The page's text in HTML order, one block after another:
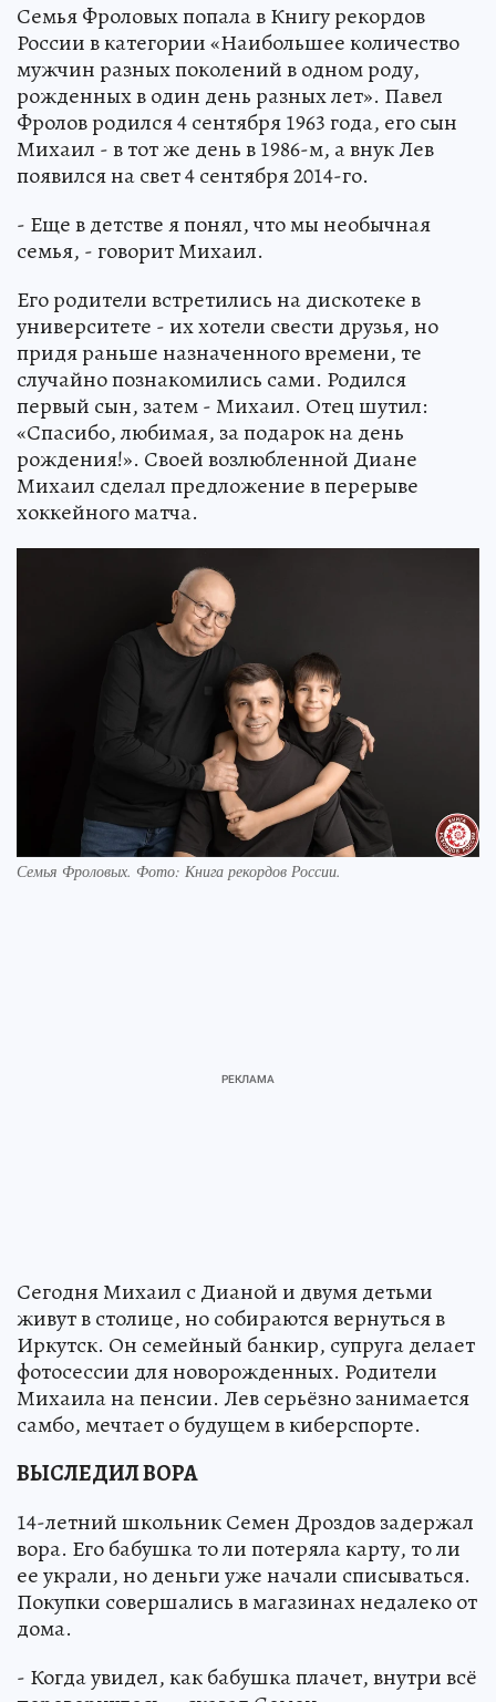
Семья Фроловых попала в Книгу рекордов
России в категории «Наибольшее количество
мужчин разных поколений в одном роду,
рожденных в один день разных лет». Павел
Фролов родился 4 сентября 1963 года, его сын
Михаил - в тот же день в 1986-м, а внук Лев
появился на свет 4 сентября 2014-го.
- Еще в детстве я понял, что мы необычная
семья, - говорит Михаил.
Его родители встретились на дискотеке в
университете - их хотели свести друзья, но
придя раньше назначенного времени, те
случайно познакомились сами. Родился
первый сын, затем - Михаил. Отец шутил:
«Спасибо, любимая, за подарок на день
рождения!». Своей возлюбленной Диане
Михаил сделал предложение в перерыве
хоккейного матча.
Семья Фроловых. Фото: Книга рекордов России.
Сегодня Михаил с Дианой и двумя детьми
живут в столице, но собираются вернуться в
Иркутск. Он семейный банкир, супруга делает
фотосессии для новорожденных. Родители
Михаила на пенсии. Лев серьёзно занимается
самбо, мечтает о будущем в киберспорте.
ВЫСЛЕДИЛ ВОРА
14-летний школьник Семен Дроздов задержал
вора. Его бабушка то ли потеряла карту, то ли
ее украли, но деньги уже начали списываться.
Покупки совершались в магазинах недалеко от
дома.
- Когда увидел, как бабушка плачет, внутри всё